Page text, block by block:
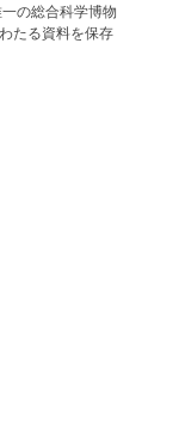
一の総合科学博物
たる資料を保存